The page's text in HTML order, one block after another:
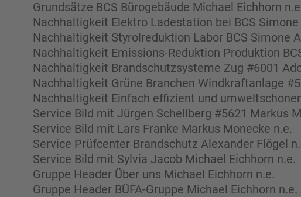
Grundsätze BCS Bürogebäude Michael Eichhorn
Nachhaltigkeit Elektro Ladestation bei BCS
Nachhaltigkeit Styrolreduktion Labor BCS Simone
Nachhaltigkeit Emissions-Reduktion Produktion
Nachhaltigkeit Brandschutzsysteme Zug #6001
Nachhaltigkeit Grüne Branchen Windkraftanlage
Nachhaltigkeit Einfach effizient und
Service Bild mit Jürgen Schellberg #5621 Markus
Service Bild mit Lars Franke Markus Monecke n.e.
Service Prüfcenter Brandschutz Alexander Flögel
Service Bild mit Sylvia Jacob Michael Eichhorn n.e.
Gruppe Header Über uns Michael Eichhorn n.e.
Gruppe Header BÜFA-Gruppe Michael Eichhorn n.e.